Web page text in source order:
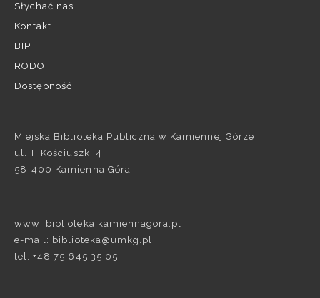
Słychać nas
Kontakt
BIP
RODO
Dostępność
Miejska Biblioteka Publiczna w Kamiennej Górze
ul. T. Kościuszki 4
58-400 Kamienna Góra
www: biblioteka.kamiennagora.pl
e-mail: biblioteka@umkg.pl
tel. +48 75 645 35 05